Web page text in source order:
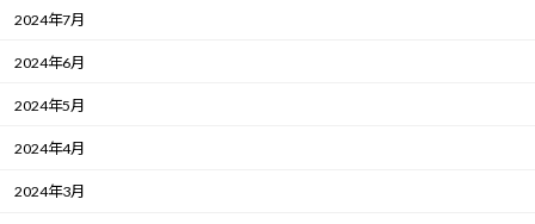
2024年7月
2024年6月
2024年5月
2024年4月
2024年3月